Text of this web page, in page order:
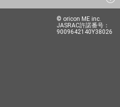
© oricon ME inc.
JASRAC許諾番号：
9009642140Y38026